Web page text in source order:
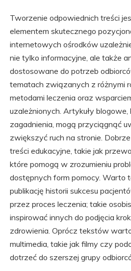
Tworzenie odpowiednich treści
elementem skutecznego
internetowych ośrodków
nie tylko informacyjne, ale także
dostosowane do potrzeb
tematach związanych z różnymi
metodami leczenia oraz
uzależnionych. Artykuły
zagadnienia, mogą przyciągnąć
zwiększyć ruch na stronie.
treści edukacyjne, takie jak
które pomogą w zrozumieniu
dostępnych form pomocy. Warto
publikację historii sukcesu
przez proces leczenia; takie
inspirować innych do podjęcia
zdrowienia. Oprócz tekstów
multimedia, takie jak filmy czy
dotrzeć do szerszej grupy